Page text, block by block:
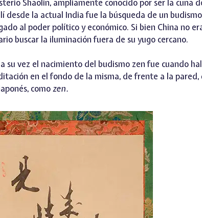
Shaolin, ampliamente conocido por ser la cuna
desde la actual India fue la búsqueda de un
al poder político y económico. Si bien China no
buscar la iluminación fuera de su yugo cercano.
su vez el nacimiento del budismo zen fue cuando
en el fondo de la misma, de frente a la pared,
comozen.